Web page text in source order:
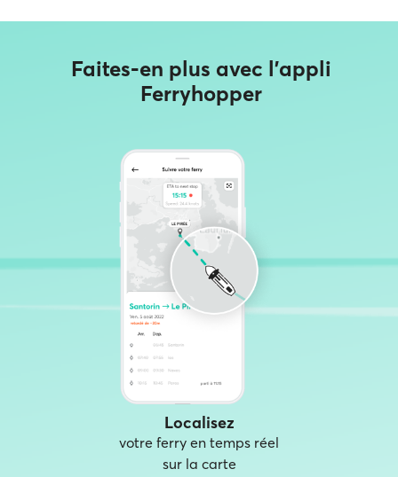
Faites-en plus avec l'appli
Ferryhopper
Localisez
votre ferry en temps réel
sur la carte